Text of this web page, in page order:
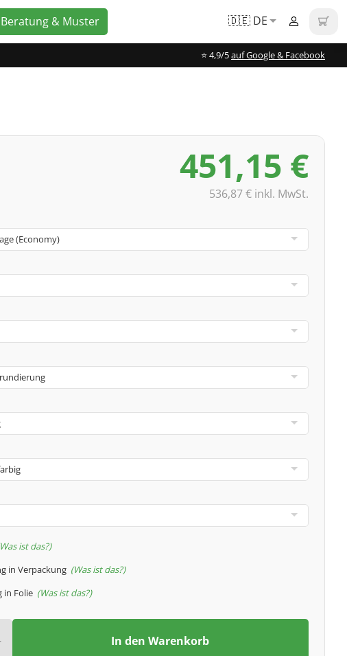
Beratung & Muster 🇩🇪 DE
⭐️ 4,9/5auf Google & Facebook
451,15 €
536,87 € inkl. MwSt.
ist das?
in Verpackung Was ist das?
in Folie Was ist das?
In den Warenkorb